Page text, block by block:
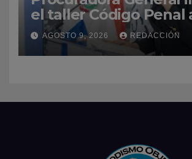
el taller Código Penal
ante la prensa y la
comunicación
AGOSTO 9, 2026 REDACCIÓN